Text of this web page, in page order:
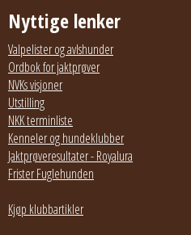
Nyttige lenker
Valpelister og avlshunder
Ordbok for jaktprøver
NVKs visjoner
Utstilling
NKK terminliste
Kenneler og hundeklubber
Jaktprøveresultater - Royalura
Frister Fuglehunden
Kjøp klubbartikler